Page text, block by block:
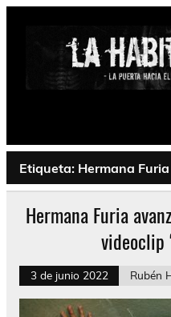
Saltar
Psychedelic, Stoner,
Etiqueta: Hermana Furia
Hermana Furia
videoclip
3 de junio 2022 Rubén